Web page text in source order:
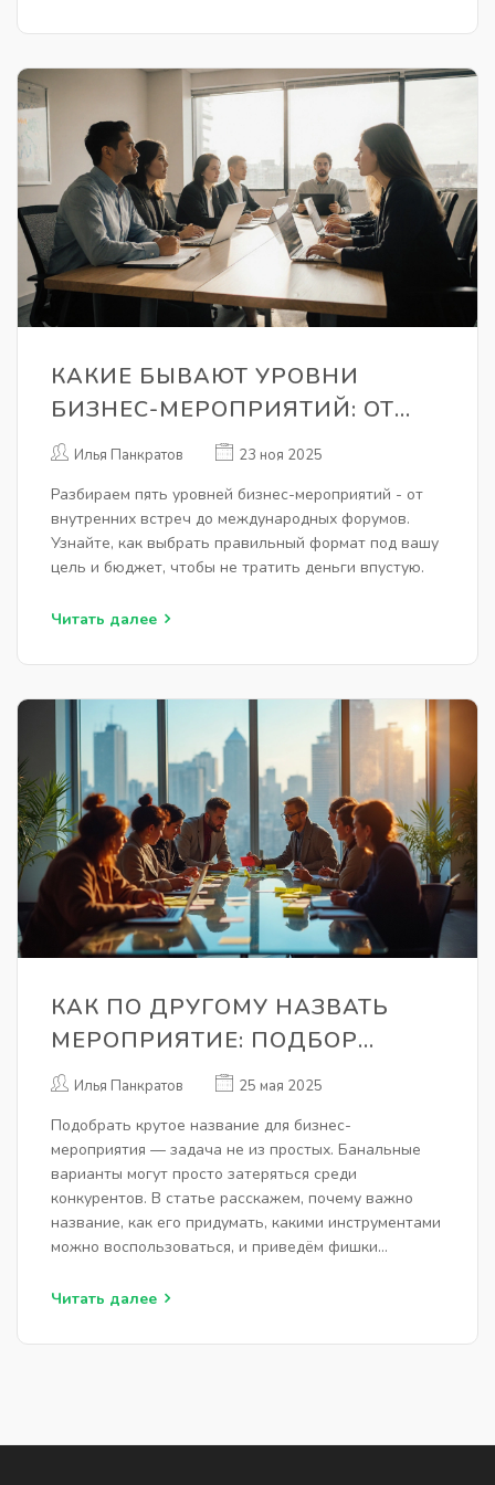
КАКИЕ БЫВАЮТ УРОВНИ
БИЗНЕС-МЕРОПРИЯТИЙ: ОТ
КОРПОРАТИВНЫХ ВСТРЕЧ ДО
Илья Панкратов 23 ноя 2025
Разбираем пять уровней бизнес-мероприятий - от
внутренних встреч до международных форумов.
Узнайте, как выбрать правильный формат под вашу
цель и бюджет, чтобы не тратить деньги впустую.
Читать далее
КАК ПО ДРУГОМУ НАЗВАТЬ
МЕРОПРИЯТИЕ: ПОДБОР
УНИКАЛЬНОГО НАЗВАНИЯ
Илья Панкратов 25 мая 2025
Подобрать крутое название для бизнес-
мероприятия — задача не из простых. Банальные
варианты могут просто затеряться среди
конкурентов. В статье расскажем, почему важно
название, как его придумать, какими инструментами
можно воспользоваться, и приведём фишки
компаний. Даже если никаких идей нет, ты найдёшь
интересное.
Читать далее